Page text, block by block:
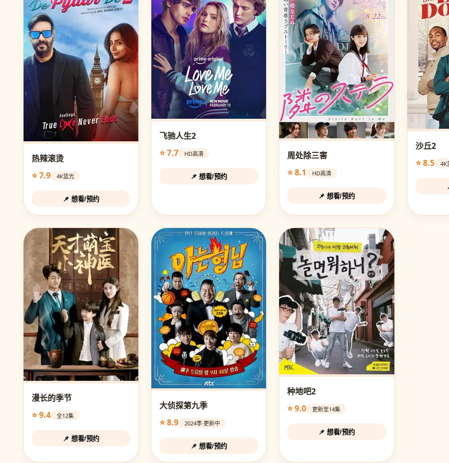
热辣滚烫
⭐ 7.9
4K蓝光
📌 想看/预约
飞驰人生2
⭐ 7.7
HD高清
📌 想看/预约
周处除三害
⭐ 8.1
HD高清
📌 想看/预约
沙丘2
⭐ 8.5
4K
漫长的季节
⭐ 9.4
全12集
📌 想看/预约
大侦探第九季
⭐ 8.9
2024季·更新中
📌 想看/预约
种地吧2
⭐ 9.0
更新至14集
📌 想看/预约